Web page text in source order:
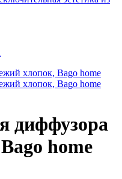
диффузора
home